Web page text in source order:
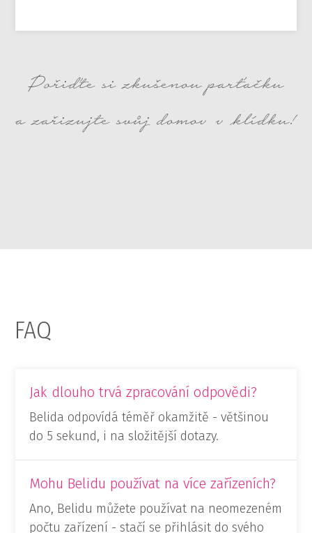
Pořiďte si zkušenou parťačku
a zařizujte svůj domov v klídku!
FAQ
Jak dlouho trvá zpracování odpovědi?
Belida odpovídá téměř okamžitě - většinou
do 5 sekund, i na složitější dotazy.
Mohu Belidu používat na více zařízeních?
Ano, Belidu můžete používat na neomezeném
počtu zařízení - stačí se přihlásit do svého